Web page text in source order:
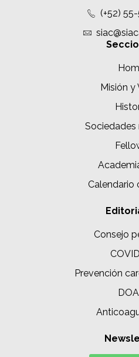
(+52)
Misión y
Sociedades
Calendario
Consejo
Prevención